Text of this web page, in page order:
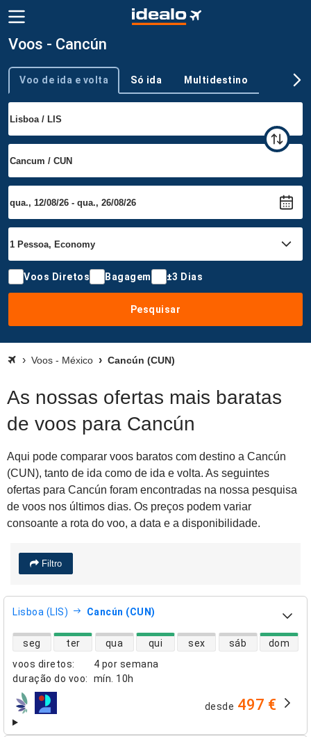
Voos - Cancún
Tipo de viagem
Voo de ida e volta Só ida Multidestino
Voos Diretos Bagagem ±3 Dias
Pesquisar
Voos - México Cancún (CUN)
As nossas ofertas mais baratas
de voos para Cancún
Aqui pode comparar voos baratos com destino a Cancún
(CUN), tanto de ida como de ida e volta. As seguintes
ofertas para Cancún foram encontradas na nossa pesquisa
de voos nos últimos dias. Os preços podem variar
consoante a rota do voo, a data e a disponibilidade.
Filtro
Lisboa (LIS) Cancún (CUN)
voos diretos:
4 por semana
duração do voo: mín. 10h
disponibilidade de voos diretos
seg ter qua qui sex sáb dom
companhias aéreas desde 497 €